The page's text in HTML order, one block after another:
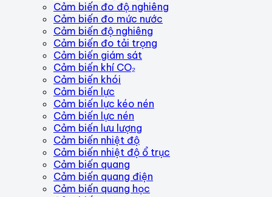
Cảm biến đo độ nghiêng
Cảm biến đo mức nước
Cảm biến độ nghiêng
Cảm biến đo tải trọng
Cảm biến giám sát
Cảm biến khí CO₂
Cảm biến khói
Cảm biến lực
Cảm biến lực kéo nén
Cảm biến lực nén
Cảm biến lưu lượng
Cảm biến nhiệt độ
Cảm biến nhiệt độ ổ trục
Cảm biến quang
Cảm biến quang điện
Cảm biến quang học